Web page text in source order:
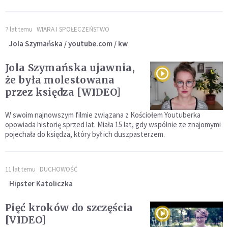
7 lat temu WIARA I SPOŁECZEŃSTWO
Jola Szymańska / youtube.com / kw
Jola Szymańska ujawnia,
że była molestowana
przez księdza [WIDEO]
W swoim najnowszym filmie związana z Kościołem Youtuberka
opowiada historię sprzed lat. Miała 15 lat, gdy wspólnie ze znajomymi
pojechała do księdza, który był ich duszpasterzem.
11 lat temu DUCHOWOŚĆ
Hipster Katoliczka
Pięć kroków do szczęścia
[VIDEO]